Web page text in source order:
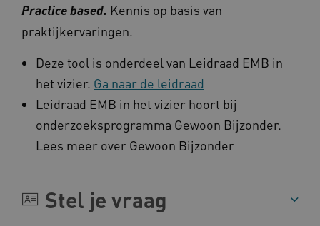
Practice based. Kennis op basis van
praktijkervaringen.
Deze tool is onderdeel van Leidraad EMB in
het vizier. Ga naar de leidraad
Leidraad EMB in het vizier hoort bij
onderzoeksprogramma Gewoon Bijzonder.
Lees meer over Gewoon Bijzonder
Stel je vraag
ARRAffinitySameSite
Microsoft Corporation
_ga
Google LLC
Naam Provider